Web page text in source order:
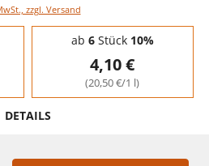
zzgl. Versand
ab 6Stück 10%
4,10 €
(20,50 €/1 l)
DETAILS